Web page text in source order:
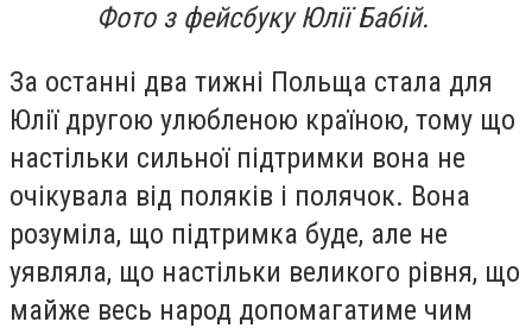
Фото з фейсбуку Юлії Бабій.
За останні два тижні Польща стала для
Юлії другою улюбленою країною, тому що
настільки сильної підтримки вона не
очікувала від поляків і полячок. Вона
розуміла, що підтримка буде, але не
уявляла, що настільки великого рівня, що
майже весь народ допомагатиме чим